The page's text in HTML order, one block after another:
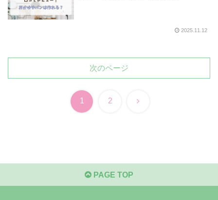
2025.11.12
次のページ
1 2 次
PAGE TOP